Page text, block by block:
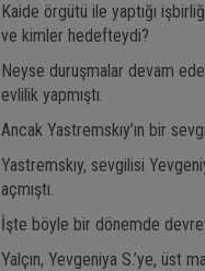
Kaide örgütü ile yaptığı
ve kimler hedefteydi?
Neyse duruşmalar devam
evlilik yapmıştı.
Ancak Yastremskıy’ın bir
Yastremskıy, sevgilisi
açmıştı.
İşte böyle bir dönemde
Yalçın, Yevgeniya S.’ye, üst